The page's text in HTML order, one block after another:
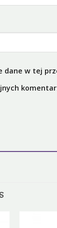
dane w tej